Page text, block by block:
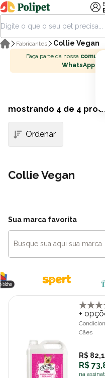
Fabricantes Collie Vegan
Faça parte da nossa
WhatsApp
Collie Vegan
mostrando 4 de 4
Sua marca favorita
+
Cães
R$
R$
na